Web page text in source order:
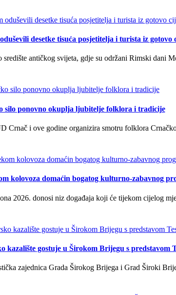
desetke tisuća posjetitelja i turista iz gotovo
antičkog svijeta, gdje su održani Rimski dani
silo ponovno okuplja ljubitelje folklora i tradicije
Crnač i ove godine organizira smotru folklora
kolovoza domaćin bogatog kulturno-zabavnog
2026. donosi niz događaja koji će tijekom cijelog
kazalište gostuje u Širokom Brijegu s predstavom
zajednica Grada Širokog Brijega i Grad Široki